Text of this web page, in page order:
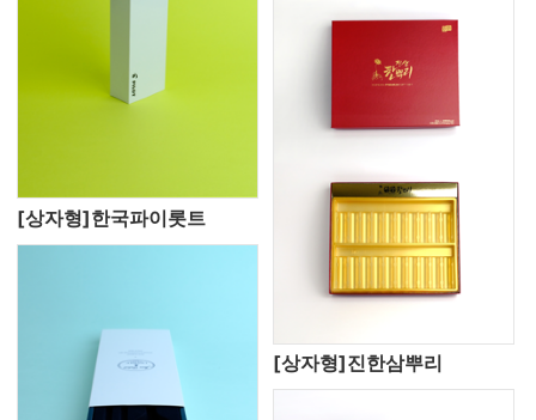
[상자형]한국파이롯트
[상자형]진한삼뿌리